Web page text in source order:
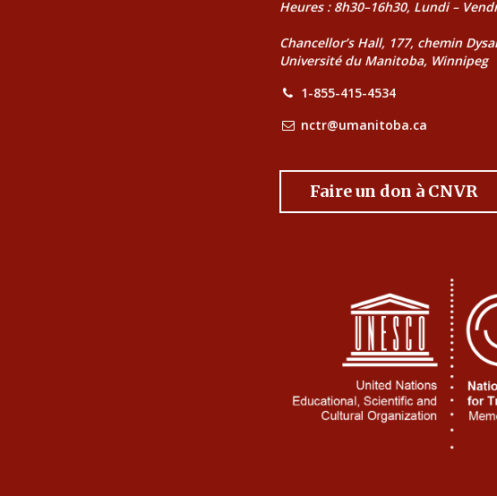
Heures : 8h30–16h30, Lundi –
Chancellor’s Hall, 177, chemin
Université du Manitoba, Winnipeg
1-855-415-4534
nctr@umanitoba.ca
Faire un don à CNVR